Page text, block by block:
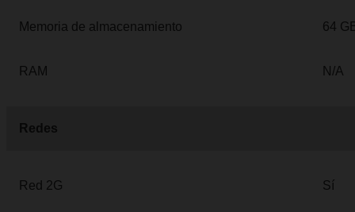
Memoria de almacenamiento 64
RAM N/A
Redes
Red 2G Sí